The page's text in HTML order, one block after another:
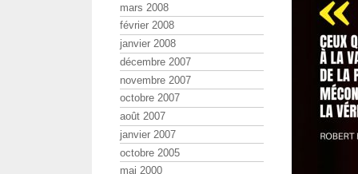
mars 2008
février 2008
janvier 2008
décembre 2007
novembre 2007
octobre 2007
août 2007
janvier 2007
octobre 2005
mai 2000